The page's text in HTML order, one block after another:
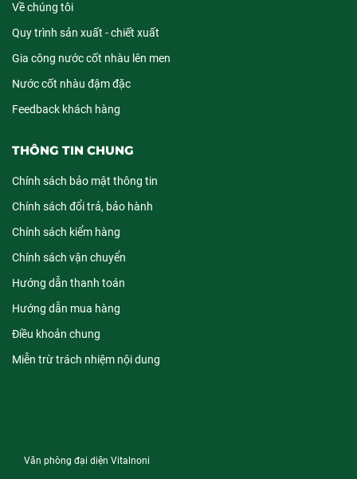
Về chúng tôi
Quy trình sản xuất - chiết xuất
Gia công nước cốt nhàu lên men
Nước cốt nhàu đậm đặc
Feedback khách hàng
THÔNG TIN CHUNG
Chính sách bảo mật thông tin
Chính sách đổi trả, bảo hành
Chính sách kiểm hàng
Chính sách vận chuyển
Hướng dẫn thanh toán
Hướng dẫn mua hàng
Điều khoản chung
Miễn trừ trách nhiệm nội dung
Văn phòng đại diện Vitalnoni